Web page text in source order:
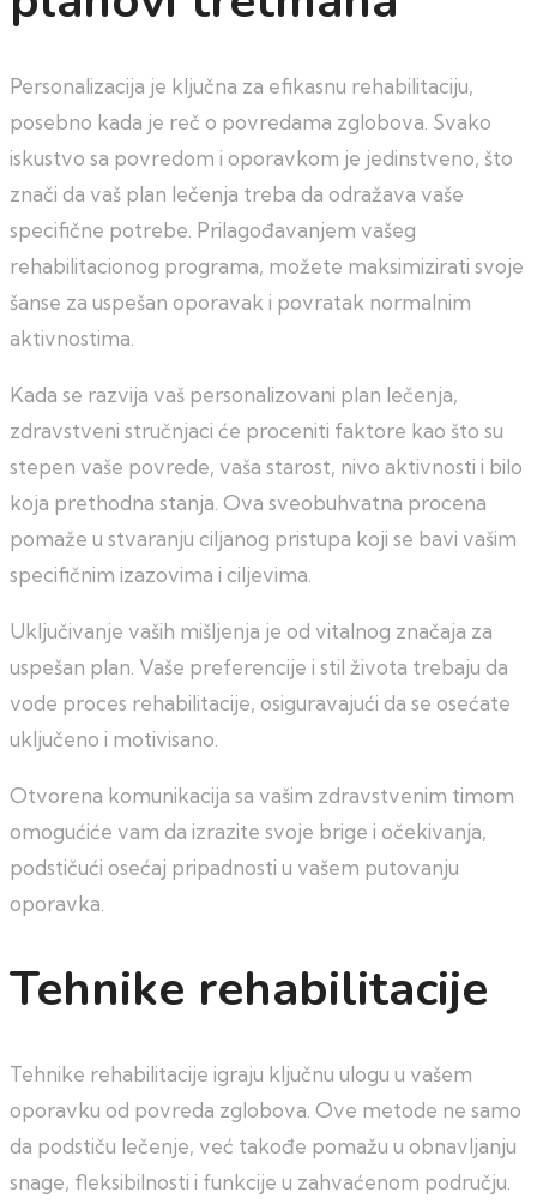
Personalizacija je ključna za efikasnu rehabilitaciju,
posebno kada je reč o povredama zglobova. Svako
iskustvo sa povredom i oporavkom je jedinstveno, što
znači da vaš plan lečenja treba da odražava vaše
specifične potrebe. Prilagođavanjem vašeg
rehabilitacionog programa, možete maksimizirati svoje
šanse za uspešan oporavak i povratak normalnim
aktivnostima.
Kada se razvija vaš personalizovani plan lečenja,
zdravstveni stručnjaci će proceniti faktore kao što su
stepen vaše povrede, vaša starost, nivo aktivnosti i bilo
koja prethodna stanja. Ova sveobuhvatna procena
pomaže u stvaranju ciljanog pristupa koji se bavi vašim
specifičnim izazovima i ciljevima.
Uključivanje vaših mišljenja je od vitalnog značaja za
uspešan plan. Vaše preferencije i stil života trebaju da
vode proces rehabilitacije, osiguravajući da se osećate
uključeno i motivisano.
Otvorena komunikacija sa vašim zdravstvenim timom
omogućiće vam da izrazite svoje brige i očekivanja,
podstičući osećaj pripadnosti u vašem putovanju
oporavka.
Tehnike rehabilitacije
Tehnike rehabilitacije igraju ključnu ulogu u vašem
oporavku od povreda zglobova. Ove metode ne samo
da podstiču lečenje, već takođe pomažu u obnavljanju
snage, fleksibilnosti i funkcije u zahvaćenom području.